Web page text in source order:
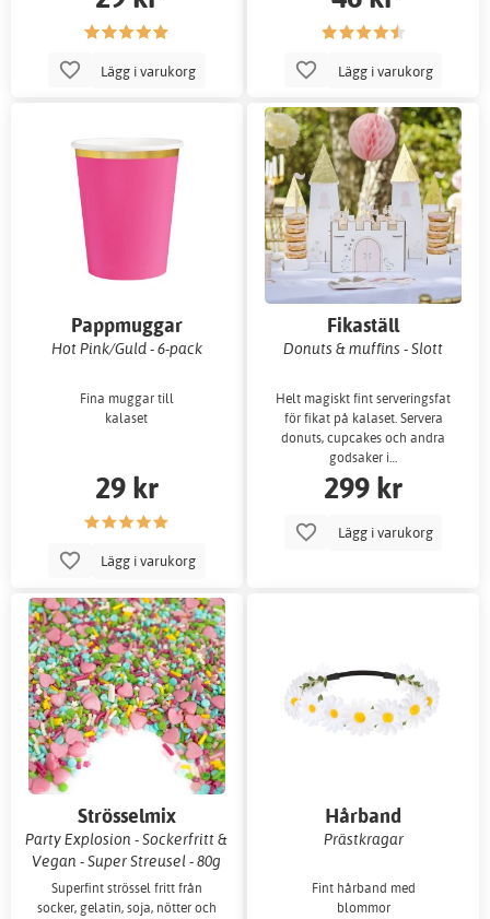
Lägg i varukorg Lägg i varukorg
Pappmuggar
Hot Pink/Guld - 6-pack
Fina muggar till
kalaset
29 kr
Lägg i varukorg
Fikaställ
Donuts & muffins - Slott
Helt magiskt fint serveringsfat
för fikat på kalaset. Servera
donuts, cupcakes och andra
godsaker i…
299 kr
Lägg i varukorg
Strösselmix
Party Explosion - Sockerfritt &
Vegan - Super Streusel - 80g
Superfint strössel fritt från
socker, gelatin, soja, nötter och
Hårband
Prästkragar
Fint hårband med
blommor